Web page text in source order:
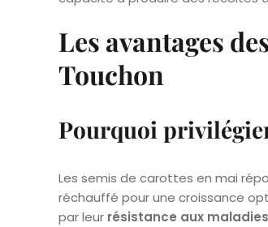
Les avantages
Touchon
Pourquoi
Les semis de carottes en mai
réchauffé pour une croissance
par leur résistance aux maladies